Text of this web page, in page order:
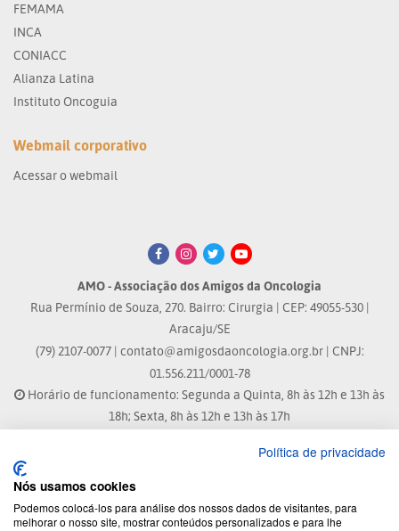
FEMAMA
INCA
CONIACC
Alianza Latina
Instituto Oncoguia
Webmail corporativo
Acessar o webmail
AMO - Associação dos Amigos da Oncologia
Rua Permínio de Souza, 270. Bairro: Cirurgia | CEP: 49055-530 |
Aracaju/SE
(79) 2107-0077 | contato@amigosdaoncologia.org.br| CNPJ:
01.556.211/0001-78
Horário de funcionamento: Segunda a Quinta, 8h às 12h e 13h às
18h; Sexta, 8h às 12h e 13h às 17h
Site atualizado em: 07/08/2026 às 17:25h
® Marca Registrada
Política de privacidade
Nós usamos cookies
Podemos colocá-los para análise dos nossos dados de visitantes, para
melhorar o nosso site, mostrar conteúdos personalizados e para lhe